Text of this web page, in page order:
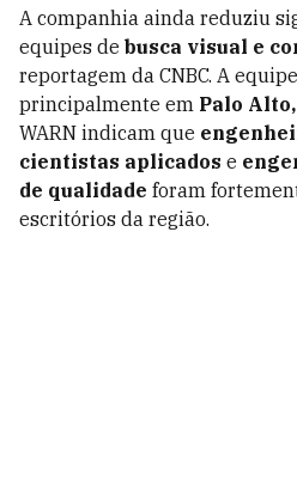
A companhia ainda reduziu
equipes de busca visual e
reportagem da CNBC. A
principalmente em Palo
WARN indicam que
cientistas aplicados e
de qualidade foram
escritórios da região.